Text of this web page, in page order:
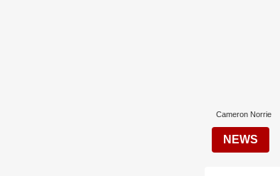
Cameron Norrie
NEWS